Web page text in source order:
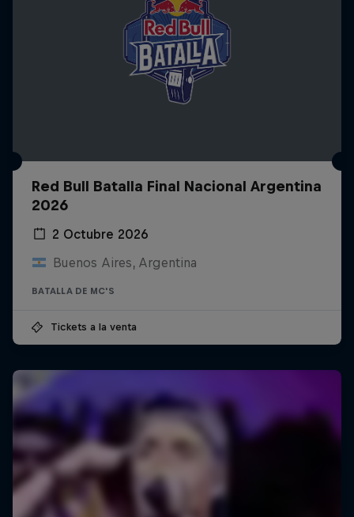
Red Bull Batalla Final Nacional Argentina
2026
2 Octubre 2026
Buenos Aires, Argentina
BATALLA DE MC'S
Tickets a la venta